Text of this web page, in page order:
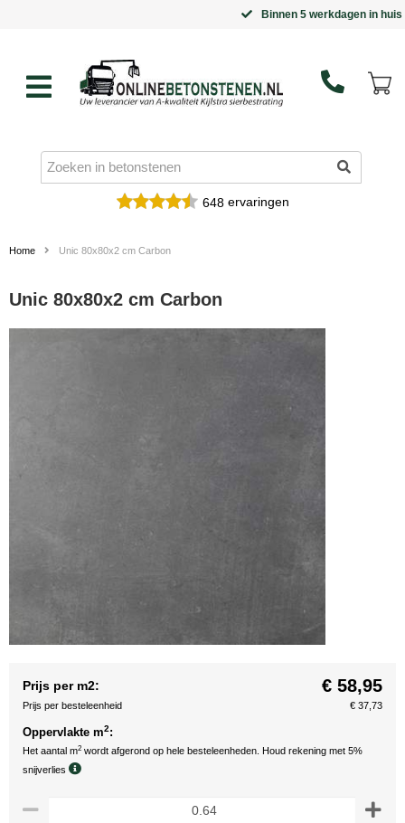
Binnen 5 werkdagen in huis
648ervaringen
Home Unic 80x80x2 cm Carbon
Unic 80x80x2 cm Carbon
Prijs per m2: € 58,95
Prijs per besteleenheid € 37,73
Oppervlakte m2:
Het aantal m2 wordt afgerond op hele besteleenheden. Houd rekening met 5%
snijverlies